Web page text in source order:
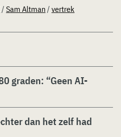
/ Sam Altman / vertrek
graden: “Geen AI-
dan het zelf had